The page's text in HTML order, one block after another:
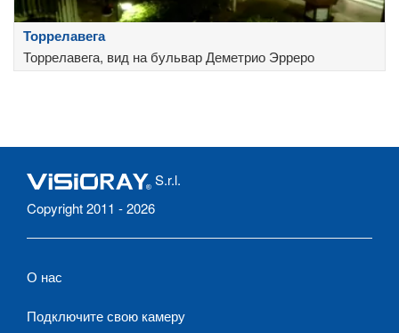
Торрелавега
Торрелавега, вид на бульвар Деметрио Эрреро
S.r.l.
Copyright 2011 - 2026
О нас
Подключите свою камеру